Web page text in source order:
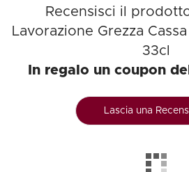
Recensisci il
Lavorazione Grezza
33cl
In regalo un coupon
Lascia una